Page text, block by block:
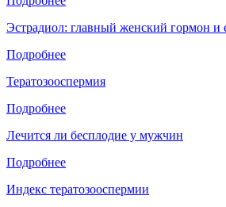
Эстрадиол: главный женский гормон и
Подробнее
Тератозооспермия
Подробнее
Лечится ли бесплодие у мужчин
Подробнее
Индекс тератозооспермии